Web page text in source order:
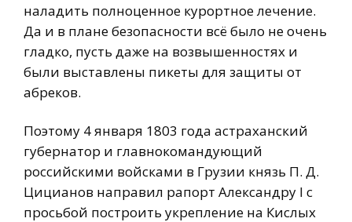
наладить полноценное курортное лечение.
Да и в плане безопасности всё было не очень
гладко, пусть даже на возвышенностях и
были выставлены пикеты для защиты от
абреков.
Поэтому 4 января 1803 года астраханский
губернатор и главнокомандующий
российскими войсками в Грузии князь П. Д.
Цицианов направил рапорт Александру I с
просьбой построить укрепление на Кислых